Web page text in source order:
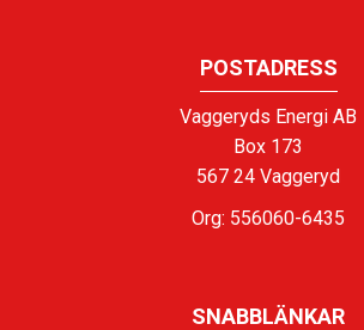
POSTADRESS
Vaggeryds Energi AB
Box 173
567 24 Vaggeryd
Org: 556060-6435
SNABBLÄNKAR